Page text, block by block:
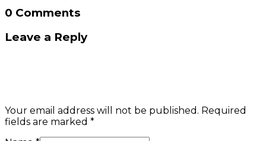
0 Comments
Leave a Reply
Your email address will not be published. Required
fields are marked *